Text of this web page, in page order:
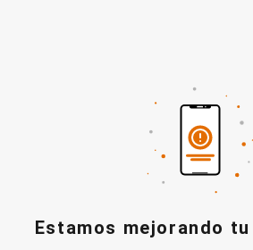
Estamos mejorando